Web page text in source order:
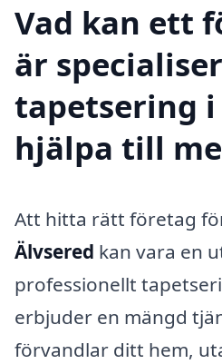
Vad kan ett
är
tapetsering i
hjälpa till
Att hitta rätt företag
Älvsered kan vara en
professionellt
erbjuder en mängd
förvandlar ditt hem,